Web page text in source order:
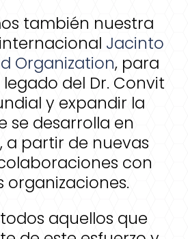
también nuestra
Jacinto
Organization, para
del Dr. Convit
y expandir la
se desarrolla en
a partir de nuevas
con
organizaciones.
aquellos que